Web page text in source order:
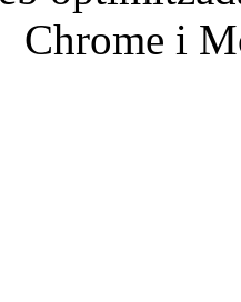
Chrome i